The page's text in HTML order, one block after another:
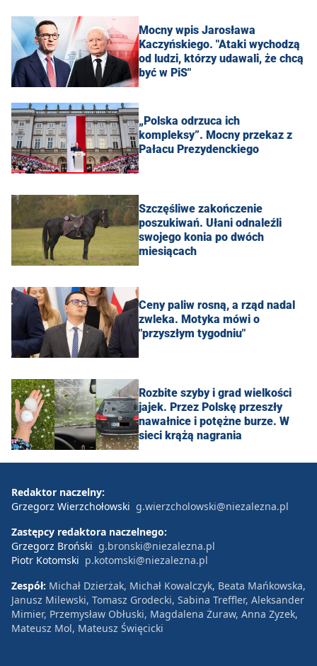
Mocny wpis Jarosława
Kaczyńskiego. "Ataki wychodzą
od ludzi, którzy udawali, że chcą
być w PiS"
„Polska odrzuca ich
kompleksy”. Mocny przekaz z
Pałacu Prezydenckiego
Szczęśliwe zakończenie
poszukiwań. Ułani odnaleźli
swojego konia po dwóch
miesiącach
Ceny paliw rosną, a rząd nadal
zwleka. Motyka mówi o
"przyszłym tygodniu"
Rozbite szyby i grad wielkości
jajek. Przez Polskę przeszły
nawałnice i potężne burze. W
sieci krążą nagrania
Redaktor naczelny:
Grzegorz Wierzchołowski g.wierzcholowski@niezalezna.pl
Zastępcy redaktora naczelnego:
Grzegorz Broński g.bronski@niezalezna.pl
Piotr Kotomski p.kotomski@niezalezna.pl
Zespół: Michał Dzierżak, Michał Kowalczyk, Beata Mańkowska,
Janusz Milewski, Tomasz Grodecki, Sabina Treffler, Aleksander
Mimier, Przemysław Obłuski, Magdalena Żuraw, Anna Zyzek,
Mateusz Mol, Mateusz Święcicki